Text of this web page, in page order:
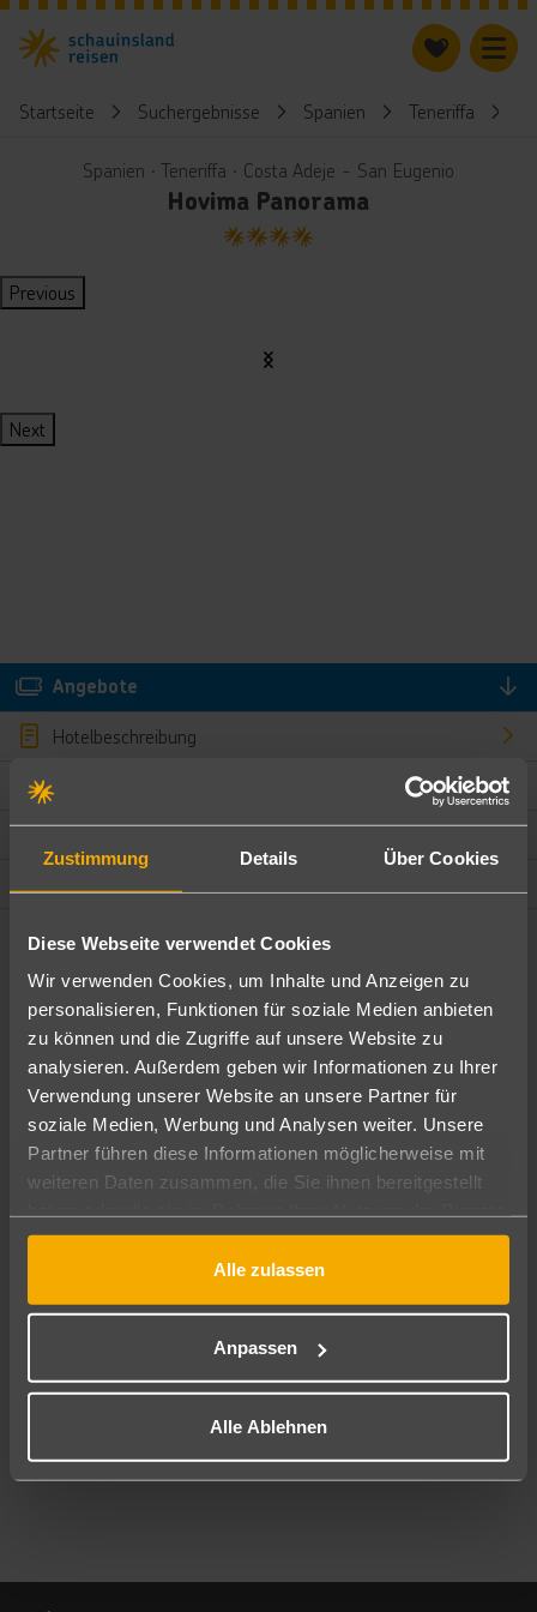
Zustimmung Details Über Cookies
Diese Webseite verwendet Cookies
Wir verwenden Cookies, um Inhalte und Anzeigen zu
personalisieren, Funktionen für soziale Medien anbieten
zu können und die Zugriffe auf unsere Website zu
analysieren. Außerdem geben wir Informationen zu Ihrer
Verwendung unserer Website an unsere Partner für
soziale Medien, Werbung und Analysen weiter. Unsere
Partner führen diese Informationen möglicherweise mit
weiteren Daten zusammen, die Sie ihnen bereitgestellt
gesammelt haben.
Alle zulassen
Anpassen
Alle Ablehnen
Startseite Suchergebnisse Spanien Teneriffa
Spanien ∙ Teneriffa ∙ Costa Adeje - San Eugenio
Hovima Panorama
4
Previous
Next
Angebote
Hotelbeschreibung
Bewertungen
Ändere die Kriterien nach deinen Wünschen
Pauschal Nur Hotel
Abflughafen
Alle Abflughäfen
09.08.26–07.08.27 7-21 Nächte
Mehr Filter anzeigen